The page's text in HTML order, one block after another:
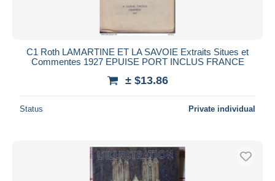
C1 Roth LAMARTINE ET LA SAVOIE Extraits Situes et
Commentes 1927 EPUISE PORT INCLUS FRANCE
± $13.86
Status Private individual